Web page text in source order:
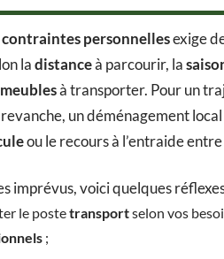
contraintes personnellesexige
ladistanceà parcourir, la
meublesà transporter. Pour un
un déménagement
ou le recours à l’entraide
imprévus, voici quelques
le postetransportselon vos
;